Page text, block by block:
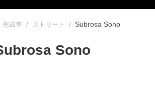
完成車 / ストリート / Subrosa Sono
Sono